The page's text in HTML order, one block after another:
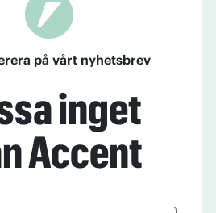
i
i Singapore till en alkoholfri
och stöds av butiksägare
på vårt nyhetsbrev
inget
Accent